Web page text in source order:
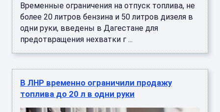
Временные ограничения на отпуск топлива, не
более 20 литров бензина и 50 литров дизеля в
одни руки, введены в Дагестане для
предотвращения нехватки г ...
В ЛНР временно ограничили продажу
топлива до 20 л в одни руки